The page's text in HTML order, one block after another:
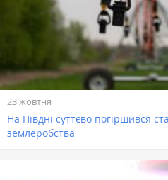
23 жовтня
На Півдні суттєво погіршився
землеробства